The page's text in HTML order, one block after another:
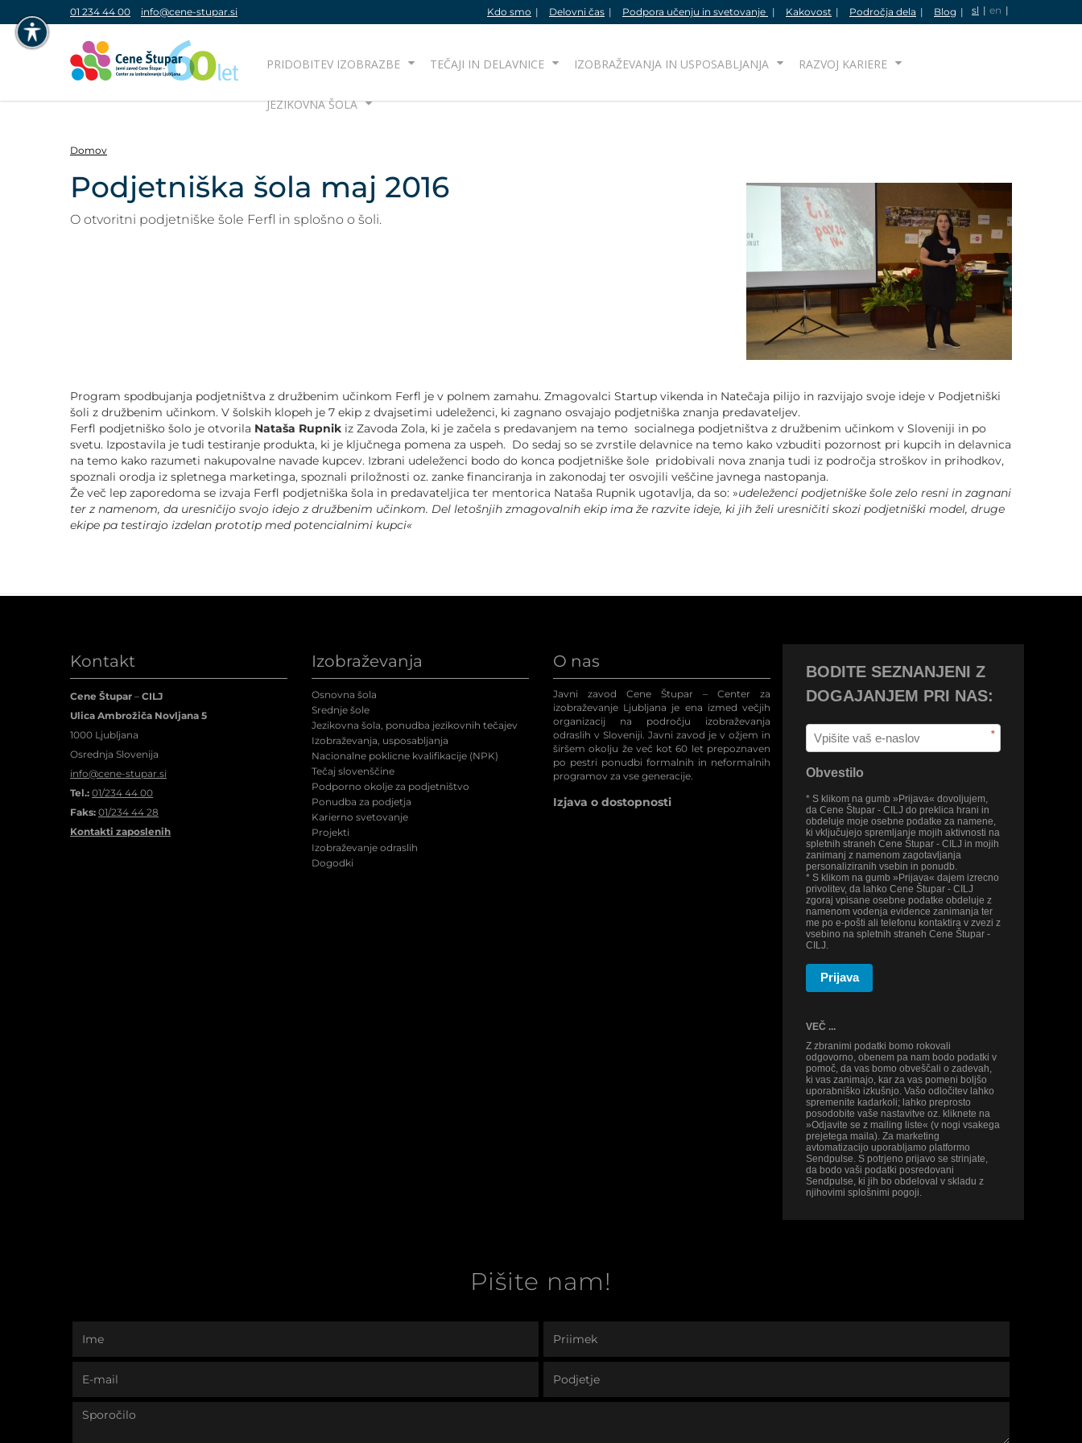
NAVIGACIJA PREKO TIPKOVNICE
VISOK KONTRAST
POMANJŠAJ PISAVO
OZNAČI NASLOVE
OZNAČI POVEZAVE
01 234 44 00 info@cene-stupar.si sl en
Kdo smo Delovni čas Podpora učenju in svetovanje Kakovost Področja dela Blog
PRIDOBITEV IZOBRAZBE TEČAJI IN DELAVNICE IZOBRAŽEVANJA IN USPOSABLJANJA RAZVOJ KARIERE
JEZIKOVNA ŠOLA
Domov
Podjetniška šola maj 2016
O otvoritni podjetniške šole Ferfl in splošno o šoli.
Program spodbujanja podjetništva z družbenim učinkom Ferfl je v polnem zamahu. Zmagovalci Startup vikenda in Natečaja pilijo in razvijajo svoje ideje v Podjetniški
šoli z družbenim učinkom. V šolskih klopeh je 7 ekip z dvajsetimi udeleženci, ki zagnano osvajajo podjetniška znanja predavateljev.
Ferfl podjetniško šolo je otvorila Nataša Rupnik iz Zavoda Zola, ki je začela s predavanjem na temo socialnega podjetništva z družbenim učinkom v Sloveniji in po
svetu. Izpostavila je tudi testiranje produkta, ki je ključnega pomena za uspeh. Do sedaj so se zvrstile delavnice na temo kako vzbuditi pozornost pri kupcih in delavnica
na temo kako razumeti nakupovalne navade kupcev. Izbrani udeleženci bodo do konca podjetniške šole pridobivali nova znanja tudi iz področja stroškov in prihodkov,
spoznali orodja iz spletnega marketinga, spoznali priložnosti oz. zanke financiranja in zakonodaj ter osvojili veščine javnega nastopanja.
Že več lep zaporedoma se izvaja Ferfl podjetniška šola in predavateljica ter mentorica Nataša Rupnik ugotavlja, da so: »udeleženci podjetniške šole zelo resni in zagnani
ter z namenom, da uresničijo svojo idejo z družbenim učinkom. Del letošnjih zmagovalnih ekip ima že razvite ideje, ki jih želi uresničiti skozi podjetniški model, druge
ekipe pa testirajo izdelan prototip med potencialnimi kupci«
Kontakt
Cene Štupar – CILJ
Ulica Ambrožiča Novljana 5
1000 Ljubljana
Osrednja Slovenija
info@cene-stupar.si
Tel.: 01/234 44 00
Faks: 01/234 44 28
Kontakti zaposlenih
Izobraževanja
Osnovna šola
Srednje šole
Jezikovna šola, ponudba jezikovnih tečajev
Izobraževanja, usposabljanja
Nacionalne poklicne kvalifikacije (NPK)
Tečaj slovenščine
Podporno okolje za podjetništvo
Ponudba za podjetja
Karierno svetovanje
Projekti
Izobraževanje odraslih
Dogodki
O nas
Javni zavod Cene Štupar – Center za
izobraževanje Ljubljana je ena izmed večjih
organizacij na področju izobraževanja
odraslih v Sloveniji. Javni zavod je v ožjem in
širšem okolju že več kot 60 let prepoznaven
po pestri ponudbi formalnih in neformalnih
programov za vse generacije.
Izjava o dostopnosti
BODITE SEZNANJENI Z
DOGAJANJEM PRI NAS:
*
Obvestilo
* S klikom na gumb »Prijava« dovoljujem,
da Cene Štupar - CILJ do preklica hrani in
obdeluje moje osebne podatke za namene,
ki vključujejo spremljanje mojih aktivnosti na
spletnih straneh Cene Štupar - CILJ in mojih
zanimanj z namenom zagotavljanja
personaliziranih vsebin in ponudb.
* S klikom na gumb »Prijava« dajem izrecno
privolitev, da lahko Cene Štupar - CILJ
zgoraj vpisane osebne podatke obdeluje z
namenom vodenja evidence zanimanja ter
me po e-pošti ali telefonu kontaktira v zvezi z
vsebino na spletnih straneh Cene Štupar -
CILJ.
Prijava
VEČ ...
Z zbranimi podatki bomo rokovali
odgovorno, obenem pa nam bodo podatki v
pomoč, da vas bomo obveščali o zadevah,
ki vas zanimajo, kar za vas pomeni boljšo
uporabniško izkušnjo. Vašo odločitev lahko
spremenite kadarkoli; lahko preprosto
posodobite vaše nastavitve oz. kliknete na
»Odjavite se z mailing liste« (v nogi vsakega
prejetega maila). Za marketing
avtomatizacijo uporabljamo platformo
Sendpulse. S potrjeno prijavo se strinjate,
da bodo vaši podatki posredovani
Sendpulse, ki jih bo obdeloval v skladu z
njihovimi splošnimi pogoji.
Pišite nam!